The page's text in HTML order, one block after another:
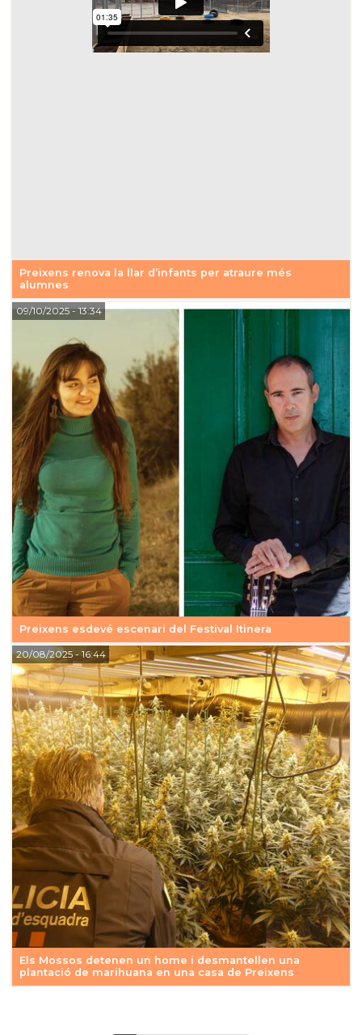
Preixens renova la llar d’infants per atraure més
alumnes
Preixens esdevé escenari del Festival Itinera
09/10/2025- 13:34
Els Mossos detenen un home i desmantellen una
plantació de marihuana en una casa de Preixens
20/08/2025- 16:44